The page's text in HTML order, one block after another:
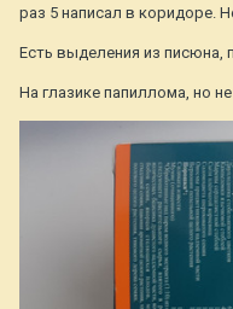
раз 5 написал в коридоре.
Есть выделения из
На глазике папиллома, но